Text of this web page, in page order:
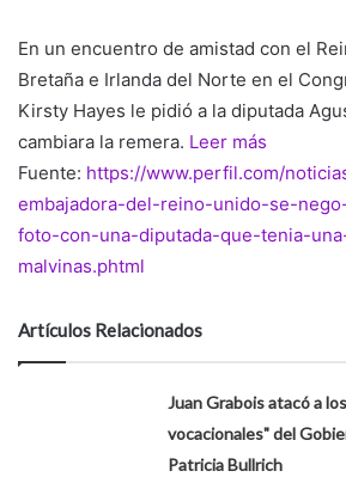
En un encuentro de amistad con el
Bretaña e Irlanda del Norte en el
Kirsty Hayes le pidió a la diputada
cambiara la remera. Leer más
Fuente: https://www.perfil.com/
embajadora-del-reino-unido-se-
foto-con-una-diputada-que-tenia-
malvinas.phtml
Artículos Relacionados
Juan Grabois atacó a
vocacionales" del
Patricia Bullrich